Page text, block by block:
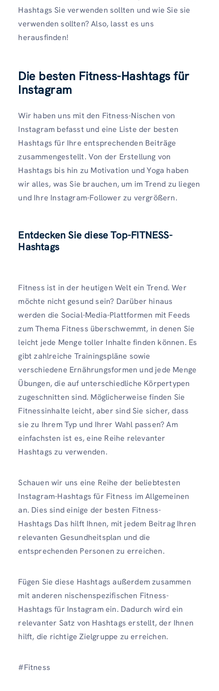
Hashtags Sie verwenden sollten und wie Sie sie
verwenden sollten? Also, lasst es uns
herausfinden!
Die besten Fitness-Hashtags für
Instagram
Wir haben uns mit den Fitness-Nischen von
Instagram befasst und eine Liste der besten
Hashtags für Ihre entsprechenden Beiträge
zusammengestellt. Von der Erstellung von
Hashtags bis hin zu Motivation und Yoga haben
wir alles, was Sie brauchen, um im Trend zu liegen
und Ihre Instagram-Follower zu vergrößern.
Entdecken Sie diese Top-FITNESS-
Hashtags
Fitness ist in der heutigen Welt ein Trend. Wer
möchte nicht gesund sein? Darüber hinaus
werden die Social-Media-Plattformen mit Feeds
zum Thema Fitness überschwemmt, in denen Sie
leicht jede Menge toller Inhalte finden können. Es
gibt zahlreiche Trainingspläne sowie
verschiedene Ernährungsformen und jede Menge
Übungen, die auf unterschiedliche Körpertypen
zugeschnitten sind. Möglicherweise finden Sie
Fitnessinhalte leicht, aber sind Sie sicher, dass
sie zu Ihrem Typ und Ihrer Wahl passen? Am
einfachsten ist es, eine Reihe relevanter
Hashtags zu verwenden.
Schauen wir uns eine Reihe der beliebtesten
Instagram-Hashtags für Fitness im Allgemeinen
an. Dies sind einige der besten Fitness-
Hashtags Das hilft Ihnen, mit jedem Beitrag Ihren
relevanten Gesundheitsplan und die
entsprechenden Personen zu erreichen.
Fügen Sie diese Hashtags außerdem zusammen
mit anderen nischenspezifischen Fitness-
Hashtags für Instagram ein. Dadurch wird ein
relevanter Satz von Hashtags erstellt, der Ihnen
hilft, die richtige Zielgruppe zu erreichen.
#Fitness